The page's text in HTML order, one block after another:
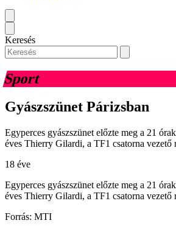
Keresés
Sport
Gyászszünet Párizsban
Egyperces gyászszünet előzte meg a 21
éves Thierry Gilardi, a TF1 csatorna vezető
18 éve
Egyperces gyászszünet előzte meg a 21
éves Thierry Gilardi, a TF1 csatorna vezető
Forrás: MTI